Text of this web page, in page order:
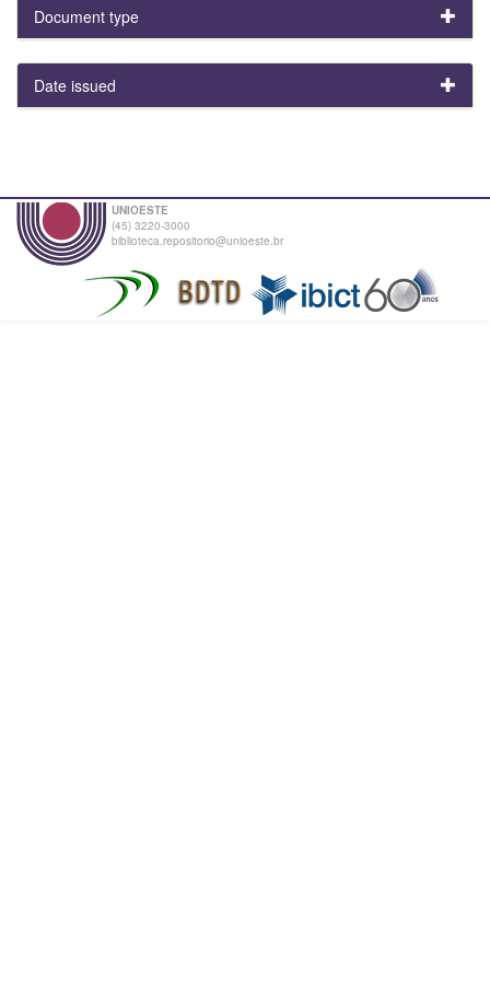
Document type
Date issued
UNIOESTE
(45) 3220-3000
biblioteca.repositorio@unioeste.br